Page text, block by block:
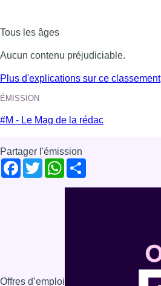
Tous les âges
Aucun contenu préjudiciable.
Plus d'explications sur ce classement
ÉMISSION
#M - Le Mag de la rédac
Partager l'émission
Facebook
TwitterWhatsApp
Offres d’emploi